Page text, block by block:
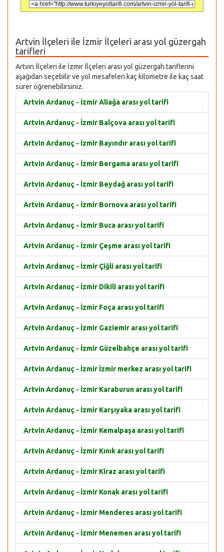
Artvin İlçeleri ile İzmir İlçeleri arası yol güzergah
tarifleri
Artvin İlçeleri ile İzmir İlçeleri arası yol güzergah tariflerini
aşağıdan seçebilir ve yol mesafeleri kaç kilometre ile kaç saat
sürer öğrenebilirsiniz.
Artvin Ardanuç - İzmir Aliağa arası yol tarifi
Artvin Ardanuç - İzmir Balçova arası yol tarifi
Artvin Ardanuç - İzmir Bayındır arası yol tarifi
Artvin Ardanuç - İzmir Bergama arası yol tarifi
Artvin Ardanuç - İzmir Beydağ arası yol tarifi
Artvin Ardanuç - İzmir Bornova arası yol tarifi
Artvin Ardanuç - İzmir Buca arası yol tarifi
Artvin Ardanuç - İzmir Çeşme arası yol tarifi
Artvin Ardanuç - İzmir Çiğli arası yol tarifi
Artvin Ardanuç - İzmir Dikili arası yol tarifi
Artvin Ardanuç - İzmir Foça arası yol tarifi
Artvin Ardanuç - İzmir Gaziemir arası yol tarifi
Artvin Ardanuç - İzmir Güzelbahçe arası yol tarifi
Artvin Ardanuç - İzmir İzmir merkez arası yol tarifi
Artvin Ardanuç - İzmir Karaburun arası yol tarifi
Artvin Ardanuç - İzmir Karşıyaka arası yol tarifi
Artvin Ardanuç - İzmir Kemalpaşa arası yol tarifi
Artvin Ardanuç - İzmir Kınık arası yol tarifi
Artvin Ardanuç - İzmir Kiraz arası yol tarifi
Artvin Ardanuç - İzmir Konak arası yol tarifi
Artvin Ardanuç - İzmir Menderes arası yol tarifi
Artvin Ardanuç - İzmir Menemen arası yol tarifi